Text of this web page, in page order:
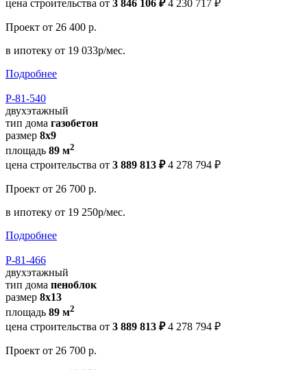
цена строительства от 3 846 106 ₽ 4 230 717 ₽
Проект от 26 400 р.
в ипотеку от 19 033р/мес.
Подробнее
Р-81-540
двухэтажный
тип дома газобетон
размер 8х9
площадь 89 м2
цена строительства от 3 889 813 ₽ 4 278 794 ₽
Проект от 26 700 р.
в ипотеку от 19 250р/мес.
Подробнее
Р-81-466
двухэтажный
тип дома пеноблок
размер 8х13
площадь 89 м2
цена строительства от 3 889 813 ₽ 4 278 794 ₽
Проект от 26 700 р.